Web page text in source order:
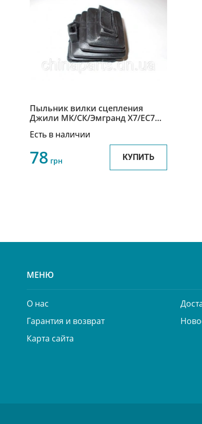
Пыльник вилки сцепления
Джили МК/СК/Эмгранд Х7/ЕС7
3160133005
Есть в наличии
78 грн КУПИТЬ
МЕНЮ
О нас
Гарантия и возврат
Карта сайта